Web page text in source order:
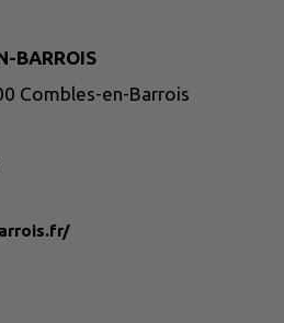
BARROIS
Combles-en-Barrois